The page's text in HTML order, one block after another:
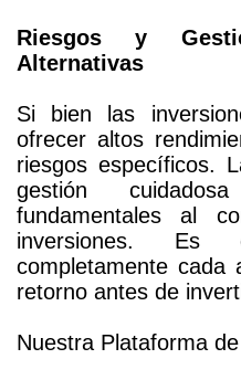
Riesgos y
Alternativas
Si bien las
ofrecer altos
riesgos específicos.
gestión
fundamentales al
inversiones. Es
completamente cada
retorno antes de
Nuestra Plataforma